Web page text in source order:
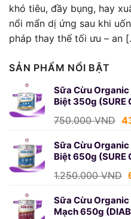
khó tiêu, đầy bụng, hay
nổi mẩn dị ứng sau khi
pháp thay thế tối ưu – an
SẢN PHẨM NỔI BẬT
Sữa Cừu
Biệt 350g (SURE
750.000VND
là:
Sữa Cừu
Biệt 650g (SURE
1.250.000VND
Sữa Cừu
Mạch 650g